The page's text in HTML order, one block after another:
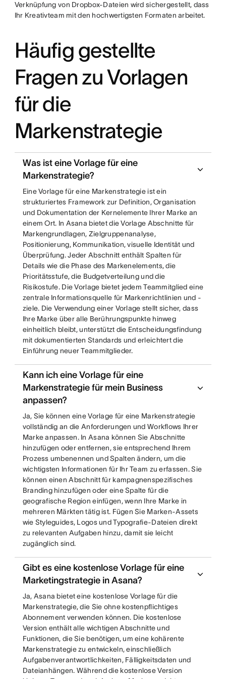
Verknüpfung von Dropbox-Dateien wird sichergestellt, dass
Ihr Kreativteam mit den hochwertigsten Formaten arbeitet.
Häufig gestellte
Fragen zu Vorlagen
für die
Markenstrategie
Was ist eine Vorlage für eine
Markenstrategie?
Eine Vorlage für eine Markenstrategie ist ein
strukturiertes Framework zur Definition, Organisation
und Dokumentation der Kernelemente Ihrer Marke an
einem Ort. In Asana bietet die Vorlage Abschnitte für
Markengrundlagen, Zielgruppenanalyse,
Positionierung, Kommunikation, visuelle Identität und
Überprüfung. Jeder Abschnitt enthält Spalten für
Details wie die Phase des Markenelements, die
Prioritätsstufe, die Budgetverteilung und die
Risikostufe. Die Vorlage bietet jedem Teammitglied eine
zentrale Informationsquelle für Markenrichtlinien und -
ziele. Die Verwendung einer Vorlage stellt sicher, dass
Ihre Marke über alle Berührungspunkte hinweg
einheitlich bleibt, unterstützt die Entscheidungsfindung
mit dokumentierten Standards und erleichtert die
Einführung neuer Teammitglieder.
Kann ich eine Vorlage für eine
Markenstrategie für mein Business
anpassen?
Ja, Sie können eine Vorlage für eine Markenstrategie
vollständig an die Anforderungen und Workflows Ihrer
Marke anpassen. In Asana können Sie Abschnitte
hinzufügen oder entfernen, sie entsprechend Ihrem
Prozess umbenennen und Spalten ändern, um die
wichtigsten Informationen für Ihr Team zu erfassen. Sie
können einen Abschnitt für kampagnenspezifisches
Branding hinzufügen oder eine Spalte für die
geografische Region einfügen, wenn Ihre Marke in
mehreren Märkten tätig ist. Fügen Sie Marken-Assets
wie Styleguides, Logos und Typografie-Dateien direkt
zu relevanten Aufgaben hinzu, damit sie leicht
zugänglich sind.
Gibt es eine kostenlose Vorlage für eine
Marketingstrategie in Asana?
Ja, Asana bietet eine kostenlose Vorlage für die
Markenstrategie, die Sie ohne kostenpflichtiges
Abonnement verwenden können. Die kostenlose
Version enthält alle wichtigen Abschnitte und
Funktionen, die Sie benötigen, um eine kohärente
Markenstrategie zu entwickeln, einschließlich
Aufgabenverantwortlichkeiten, Fälligkeitsdaten und
Dateianhängen. Während die kostenlose Version